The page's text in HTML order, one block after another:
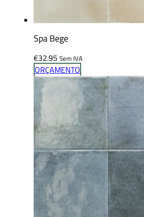
Spa Bege
€32.95 Sem IVA
ORÇAMENTO